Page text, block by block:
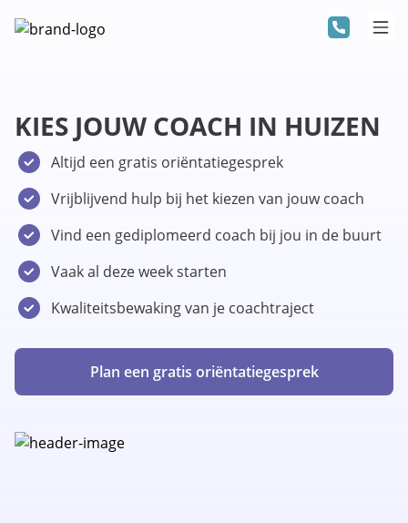
KIES JOUW COACH IN HUIZEN
Altijd een gratis oriëntatiegesprek
Vrijblijvend hulp bij het kiezen van jouw coach
Vind een gediplomeerd coach bij jou in de buurt
Vaak al deze week starten
Kwaliteitsbewaking van je coachtraject
Plan een gratis oriëntatiegesprek